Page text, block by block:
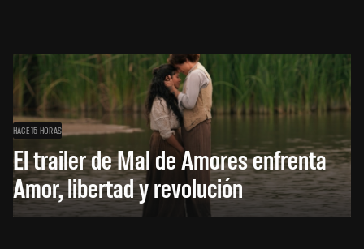
HACE 15 HORAS
El trailer de Mal de Amores enfrenta
Amor, libertad y revolución